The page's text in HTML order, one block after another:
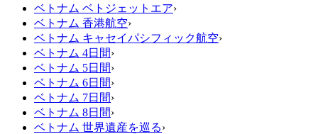
ベトナム ベトジェットエア›
ベトナム 香港航空›
ベトナム キャセイパシフィック航空›
ベトナム 4日間›
ベトナム 5日間›
ベトナム 6日間›
ベトナム 7日間›
ベトナム 8日間›
ベトナム 世界遺産を巡る›